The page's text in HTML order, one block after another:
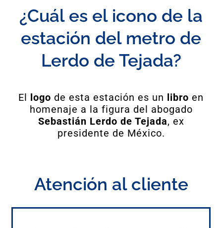
¿Cuál es el icono de la
estación del metro de
Lerdo de Tejada?
El logo de esta estación es un libro en
homenaje a la figura del abogado
Sebastián Lerdo de Tejada, ex
presidente de México.
Atención al cliente